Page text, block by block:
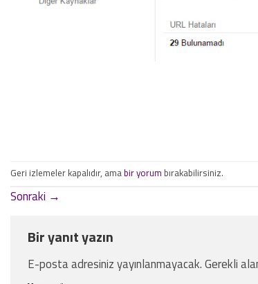
Geri izlemeler kapalıdır, amabir yorum bırakabilirsiniz.
Sonraki →
Bir yanıt yazın
E-posta adresiniz yayınlanmayacak.Gerekli